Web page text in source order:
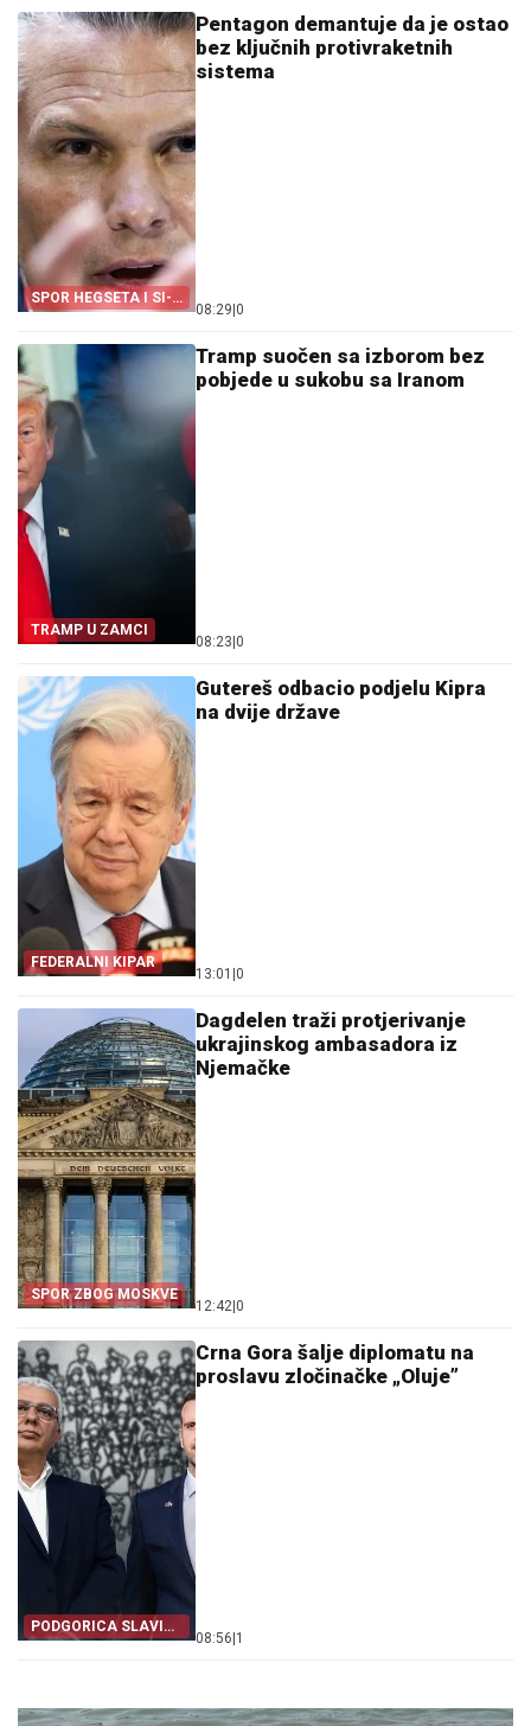
SPOR HEGSETA I SI-
EN-ENA
Pentagon demantuje da je ostao
bez ključnih protivraketnih
sistema
08:29 0
TRAMP U ZAMCI
Tramp suočen sa izborom bez
pobjede u sukobu sa Iranom
08:23 0
FEDERALNI KIPAR
Gutereš odbacio podjelu Kipra
na dvije države
13:01 0
SPOR ZBOG MOSKVE
Dagdelen traži protjerivanje
ukrajinskog ambasadora iz
Njemačke
12:42 0
PODGORICA SLAVI
SA ZAGREBOM
Crna Gora šalje diplomatu na
proslavu zločinačke „Oluje”
08:56 1